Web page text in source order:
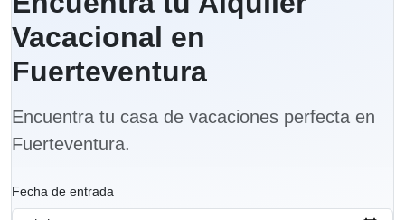
Vacacional en
Fuerteventura
Encuentra tu casa de vacaciones perfecta en
Fuerteventura.
Fecha de entrada